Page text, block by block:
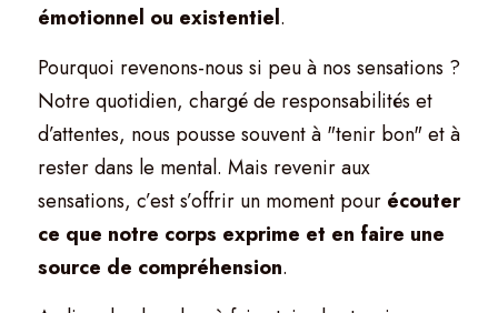
émotionnel ou existentiel.
Pourquoi revenons-nous si peu à nos sensations ?
Notre quotidien, chargé de responsabilités et
d’attentes, nous pousse souvent à "tenir bon" et à
rester dans le mental. Mais revenir aux
sensations, c’est s’offrir un moment pour écouter
ce que notre corps exprime et en faire une
source de compréhension.